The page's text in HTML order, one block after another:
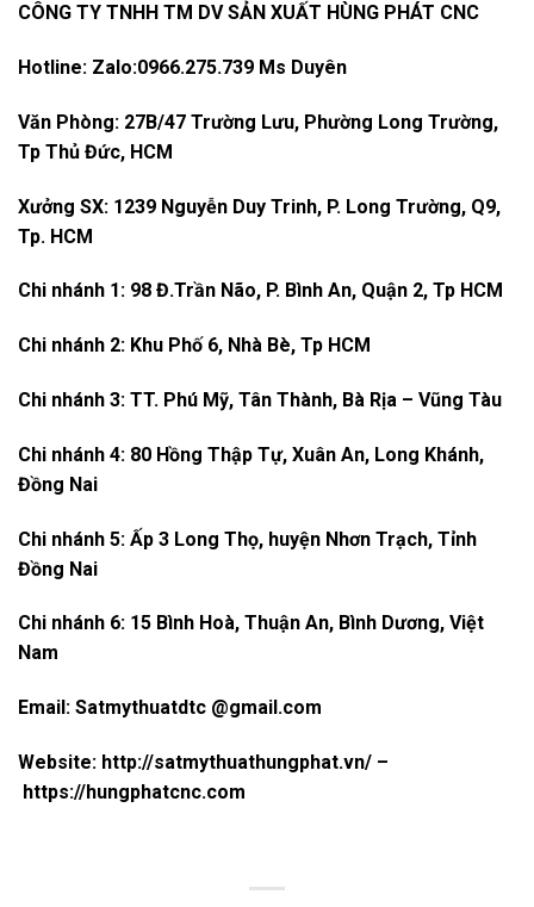
CÔNG TY TNHH TM DV SẢN XUẤT HÙNG PHÁT CNC
Hotline: Zalo:0966.275.739 Ms Duyên
Văn Phòng: 27B/47 Trường Lưu, Phường Long Trường,
Tp Thủ Đức, HCM
Xưởng SX: 1239 Nguyễn Duy Trinh, P. Long Trường, Q9,
Tp. HCM
Chi nhánh 1: 98 Đ.Trần Não, P. Bình An, Quận 2, Tp HCM
Chi nhánh 2: Khu Phố 6, Nhà Bè, Tp HCM
Chi nhánh 3: TT. Phú Mỹ, Tân Thành, Bà Rịa – Vũng Tàu
Chi nhánh 4: 80 Hồng Thập Tự, Xuân An, Long Khánh,
Đồng Nai
Chi nhánh 5: Ấp 3 Long Thọ, huyện Nhơn Trạch, Tỉnh
Đồng Nai
Chi nhánh 6: 15 Bình Hoà, Thuận An, Bình Dương, Việt
Nam
Email: Satmythuatdtc @gmail.com
Website: http://satmythuathungphat.vn/ –
https://hungphatcnc.com